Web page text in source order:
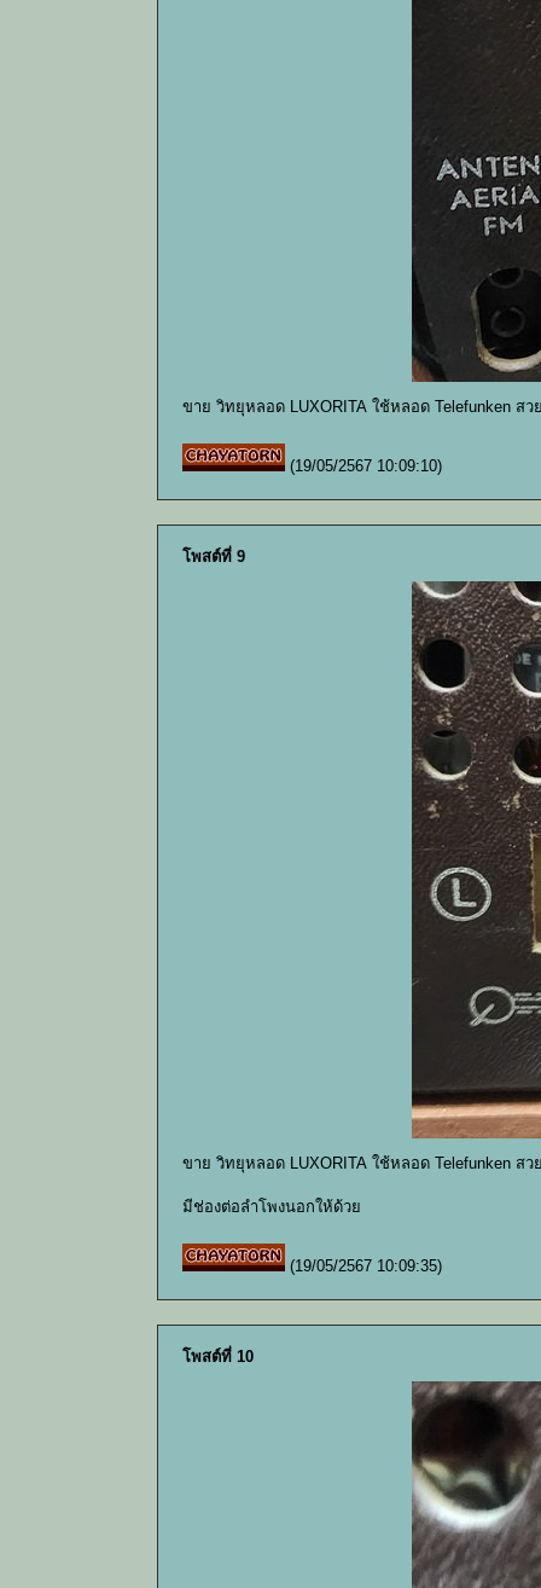
ขาย วิทยุหลอด LUXORITA ใช้หลอด Telefunken ส
(19/05/2567 10:09:10)
โพสต์ที่ 9
ขาย วิทยุหลอด LUXORITA ใช้หลอด Telefunken ส
มีช่องต่อลำโพงนอกให้ด้วย
(19/05/2567 10:09:35)
โพสต์ที่ 10